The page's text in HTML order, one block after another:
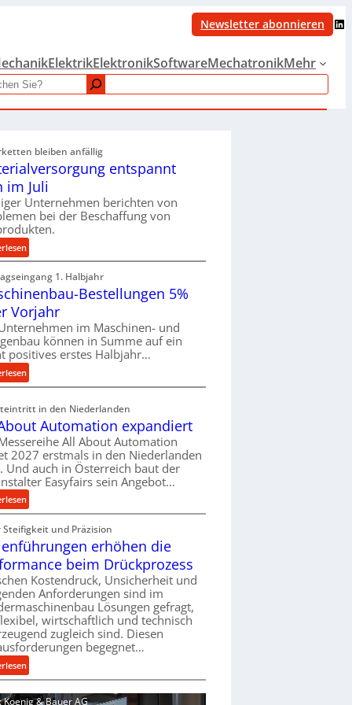
Newsletter abonnieren LinkedIn
ElektrikElektronikSoftwareMechatronikMehr
bleiben anfällig
entspannt
im Juli
Unternehmen berichten von
bei der Beschaffung von
:
M
a
t
r
a
l
v
r
s
o
r
g
u
n
g
e
n
t
p
a
n
n
t
s
i
c
1. Halbjahr
Bestellungen 5%
Vorjahr
im Maschinen- und
können in Summe auf ein
positives erstes Halbjahr…
:
M
c
h
i
n
e
n
a
u
-
B
e
s
t
e
l
l
n
in den Niederlanden
Automation expandiert
All About Automation
2027 erstmals in den Niederlanden
Und auch in Österreich baut der
Easyfairs sein Angebot…
:
A
l
l
b
o
u
t
A
u
t
o
m
Steifigkeit und Präzision
erhöhen die
beim Drückprozess
Kostendruck, Unsicherheit und
Anforderungen sind im
Lösungen gefragt,
wirtschaftlich und technisch
zugleich sind. Diesen
begegnet…
:
R
o
Koenig & Bauer AG